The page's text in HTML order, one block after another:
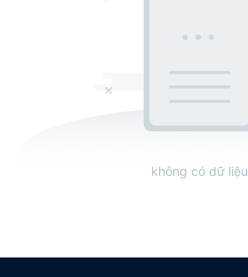
không có dữ liệu